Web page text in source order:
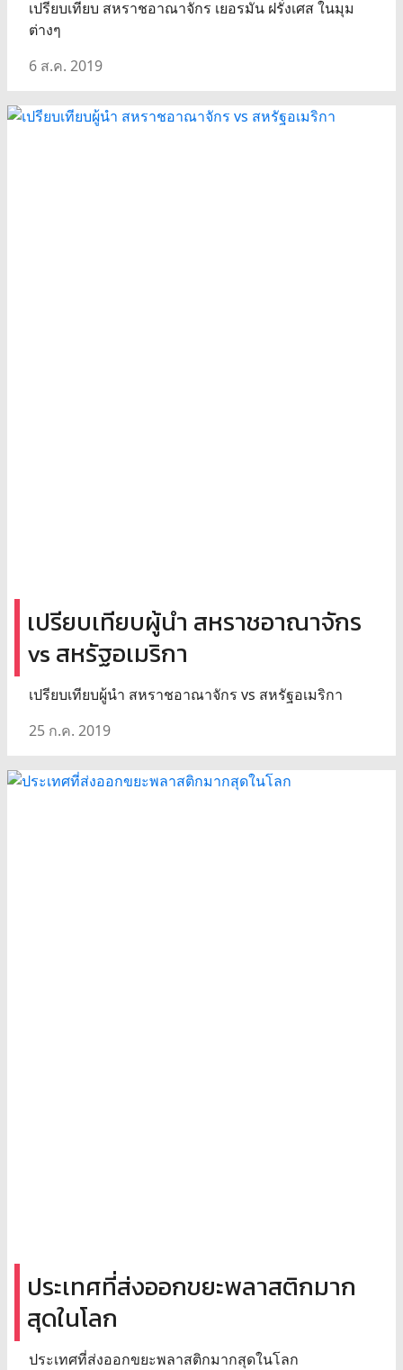
เปรียบเทียบ สหราชอาณาจักร เยอรมัน ฝรั่งเศส ในมุม
ต่างๆ
6 ส.ค. 2019
เปรียบเทียบผู้นำ สหราชอาณาจักร
vs สหรัฐอเมริกา
เปรียบเทียบผู้นำ สหราชอาณาจักร vs สหรัฐอเมริกา
25 ก.ค. 2019
ประเทศที่ส่งออกขยะพลาสติกมาก
สุดในโลก
ประเทศที่ส่งออกขยะพลาสติกมากสุดในโลก